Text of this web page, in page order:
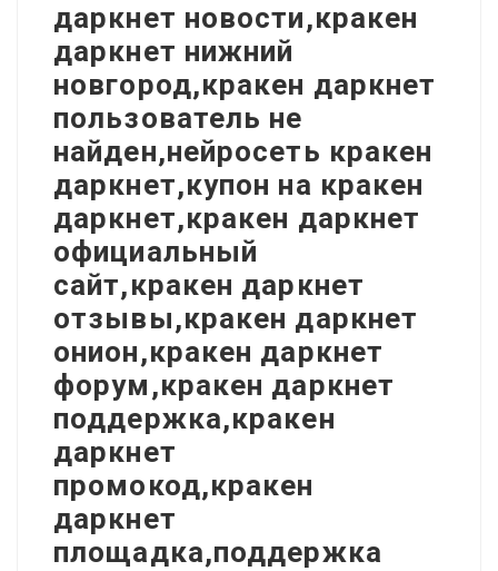
даркнет новости,кракен
даркнет нижний
новгород,кракен даркнет
пользователь не
найден,нейросеть кракен
даркнет,купон на кракен
даркнет,кракен даркнет
официальный
сайт,кракен даркнет
отзывы,кракен даркнет
онион,кракен даркнет
форум,кракен даркнет
поддержка,кракен
даркнет
промокод,кракен
даркнет
площадка,поддержка